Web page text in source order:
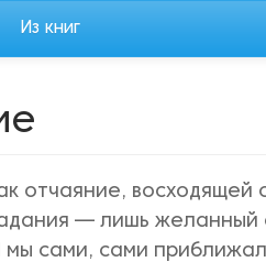
Из книг
отчаяние, восходящей
— лишь желанный
мы сами, сами